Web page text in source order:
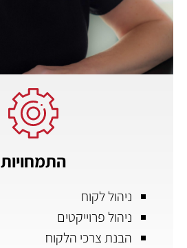
התמחויות
ניהול לקוח
ניהול פרוייקטים
הבנת צרכי הלקוח